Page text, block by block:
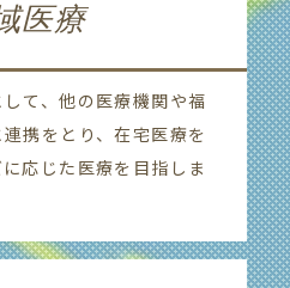
医療
て、他の医療機関や福
携をとり、在宅医療を
応じた医療を目指しま